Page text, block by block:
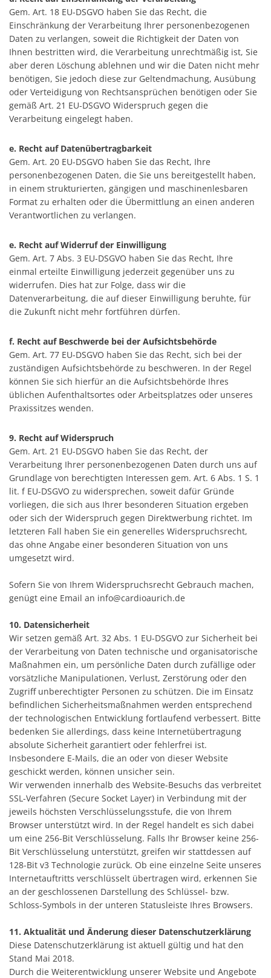
Gem. Art. 18 EU-DSGVO haben Sie das Recht, die
Einschränkung der Verarbeitung Ihrer personenbezogenen
Daten zu verlangen, soweit die Richtigkeit der Daten von
Ihnen bestritten wird, die Verarbeitung unrechtmäßig ist, Sie
aber deren Löschung ablehnen und wir die Daten nicht mehr
benötigen, Sie jedoch diese zur Geltendmachung, Ausübung
oder Verteidigung von Rechtsansprüchen benötigen oder Sie
gemäß Art. 21 EU-DSGVO Widerspruch gegen die
Verarbeitung eingelegt haben.
e. Recht auf Datenübertragbarkeit
Gem. Art. 20 EU-DSGVO haben Sie das Recht, Ihre
personenbezogenen Daten, die Sie uns bereitgestellt haben,
in einem strukturierten, gängigen und maschinenlesbaren
Format zu erhalten oder die Übermittlung an einen anderen
Verantwortlichen zu verlangen.
e. Recht auf Widerruf der Einwilligung
Gem. Art. 7 Abs. 3 EU-DSGVO haben Sie das Recht, Ihre
einmal erteilte Einwilligung jederzeit gegenüber uns zu
widerrufen. Dies hat zur Folge, dass wir die
Datenverarbeitung, die auf dieser Einwilligung beruhte, für
die Zukunft nicht mehr fortführen dürfen.
f. Recht auf Beschwerde bei der Aufsichtsbehörde
Gem. Art. 77 EU-DSGVO haben Sie das Recht, sich bei der
zuständigen Aufsichtsbehörde zu beschweren. In der Regel
können Sie sich hierfür an die Aufsichtsbehörde Ihres
üblichen Aufenthaltsortes oder Arbeitsplatzes oder unseres
Praxissitzes wenden.
9. Recht auf Widerspruch
Gem. Art. 21 EU-DSGVO haben Sie das Recht, der
Verarbeitung Ihrer personenbezogenen Daten durch uns auf
Grundlage von berechtigten Interessen gem. Art. 6 Abs. 1 S. 1
lit. f EU-DSGVO zu widersprechen, soweit dafür Gründe
vorliegen, die sich aus Ihrer besonderen Situation ergeben
oder sich der Widerspruch gegen Direktwerbung richtet. Im
letzteren Fall haben Sie ein generelles Widerspruchsrecht,
das ohne Angabe einer besonderen Situation von uns
umgesetzt wird.
Sofern Sie von Ihrem Widerspruchsrecht Gebrauch machen,
genügt eine Email an info@cardioaurich.de
10. Datensicherheit
Wir setzen gemäß Art. 32 Abs. 1 EU-DSGVO zur Sicherheit bei
der Verarbeitung von Daten technische und organisatorische
Maßnahmen ein, um persönliche Daten durch zufällige oder
vorsätzliche Manipulationen, Verlust, Zerstörung oder den
Zugriff unberechtigter Personen zu schützen. Die im Einsatz
befindlichen Sicherheitsmaßnahmen werden entsprechend
der technologischen Entwicklung fortlaufend verbessert. Bitte
bedenken Sie allerdings, dass keine Internetübertragung
absolute Sicherheit garantiert oder fehlerfrei ist.
Insbesondere E-Mails, die an oder von dieser Website
geschickt werden, können unsicher sein.
Wir verwenden innerhalb des Website-Besuchs das verbreitet
SSL-Verfahren (Secure Socket Layer) in Verbindung mit der
jeweils höchsten Verschlüsselungsstufe, die von Ihrem
Browser unterstützt wird. In der Regel handelt es sich dabei
um eine 256-Bit Verschlüsselung. Falls Ihr Browser keine 256-
Bit Verschlüsselung unterstützt, greifen wir stattdessen auf
128-Bit v3 Technologie zurück. Ob eine einzelne Seite unseres
Internetauftritts verschlüsselt übertragen wird, erkennen Sie
an der geschlossenen Darstellung des Schlüssel- bzw.
Schloss-Symbols in der unteren Statusleiste Ihres Browsers.
11. Aktualität und Änderung dieser Datenschutzerklärung
Diese Datenschutzerklärung ist aktuell gültig und hat den
Stand Mai 2018.
Durch die Weiterentwicklung unserer Website und Angebote